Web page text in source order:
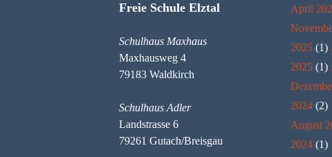
Freie Schule Elztal
Schulhaus Maxhaus
Maxhausweg 4
79183 Waldkirch
Schulhaus Adler
Landstrasse 6
79261 Gutach/Breisgau
April
2025 (1)
2025 (1)
2024 (2)
August
2024 (1)